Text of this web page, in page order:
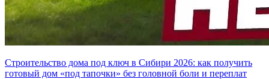
Строительство дома под ключ в Сибири 2026: как получить
готовый дом «под тапочки» без головной боли и переплат